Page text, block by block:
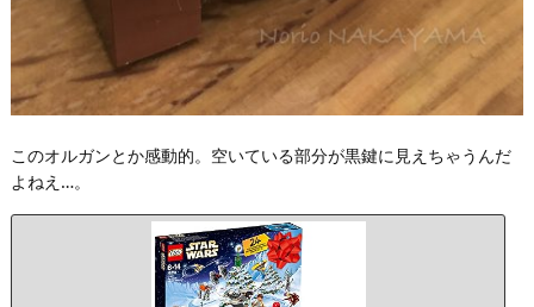
このオルガンとか感動的。空いている部分が黒鍵に見えちゃうんだ
よねえ…。